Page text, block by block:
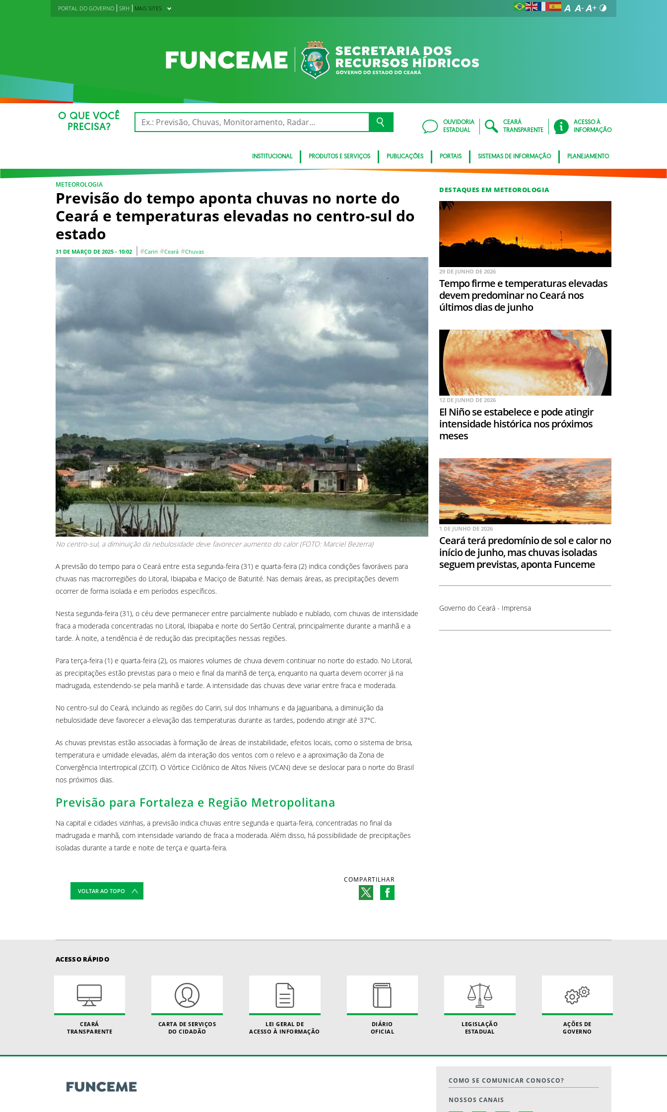
PORTAL DO GOVERNO SRH MAIS SITES
O QUE VOCÊ
PRECISA?
OUVIDORIA
ESTADUAL
CEARÁ
TRANSPARENTE
ACESSO À
INFORMAÇÃO
INSTITUCIONAL PRODUTOS E SERVIÇOS PUBLICAÇÕES PORTAIS SISTEMAS DE INFORMAÇÃO PLANEJAMENTO
METEOROLOGIA
Previsão do tempo aponta chuvas no norte do
Ceará e temperaturas elevadas no centro-sul do
estado
31 DE MARÇO DE 2025 - 10:02 #Cariri #Ceará #Chuvas
No centro-sul, a diminuição da nebulosidade deve favorecer aumento do calor (FOTO: Marciel Bezerra)
A previsão do tempo para o Ceará entre esta segunda-feira (31) e quarta-feira (2) indica condições favoráveis para
chuvas nas macrorregiões do Litoral, Ibiapaba e Maciço de Baturité. Nas demais áreas, as precipitações devem
ocorrer de forma isolada e em períodos específicos.
Nesta segunda-feira (31), o céu deve permanecer entre parcialmente nublado e nublado, com chuvas de intensidade
fraca a moderada concentradas no Litoral, Ibiapaba e norte do Sertão Central, principalmente durante a manhã e a
tarde. À noite, a tendência é de redução das precipitações nessas regiões.
Para terça-feira (1) e quarta-feira (2), os maiores volumes de chuva devem continuar no norte do estado. No Litoral,
as precipitações estão previstas para o meio e final da manhã de terça, enquanto na quarta devem ocorrer já na
madrugada, estendendo-se pela manhã e tarde. A intensidade das chuvas deve variar entre fraca e moderada.
No centro-sul do Ceará, incluindo as regiões do Cariri, sul dos Inhamuns e da Jaguaribana, a diminuição da
nebulosidade deve favorecer a elevação das temperaturas durante as tardes, podendo atingir até 37°C.
As chuvas previstas estão associadas à formação de áreas de instabilidade, efeitos locais, como o sistema de brisa,
temperatura e umidade elevadas, além da interação dos ventos com o relevo e a aproximação da Zona de
Convergência Intertropical (ZCIT). O Vórtice Ciclônico de Altos Níveis (VCAN) deve se deslocar para o norte do Brasil
nos próximos dias.
Previsão para Fortaleza e Região Metropolitana
Na capital e cidades vizinhas, a previsão indica chuvas entre segunda e quarta-feira, concentradas no final da
madrugada e manhã, com intensidade variando de fraca a moderada. Além disso, há possibilidade de precipitações
isoladas durante a tarde e noite de terça e quarta-feira.
VOLTAR AO TOPO
COMPARTILHAR
DESTAQUES EM METEOROLOGIA
29 DE JUNHO DE 2026
Tempo firme e temperaturas elevadas
devem predominar no Ceará nos
últimos dias de junho
12 DE JUNHO DE 2026
El Niño se estabelece e pode atingir
intensidade histórica nos próximos
meses
1 DE JUNHO DE 2026
Ceará terá predomínio de sol e calor no
início de junho, mas chuvas isoladas
seguem previstas, aponta Funceme
Governo do Ceará - Imprensa
ACESSO RÁPIDO
CEARÁ
TRANSPARENTE
CARTA DE SERVIÇOS
DO CIDADÃO
LEI GERAL DE
ACESSO À INFORMAÇÃO
DIÁRIO
OFICIAL
LEGISLAÇÃO
ESTADUAL
AÇÕES DE
GOVERNO
COMO SE COMUNICAR CONOSCO?
NOSSOS CANAIS